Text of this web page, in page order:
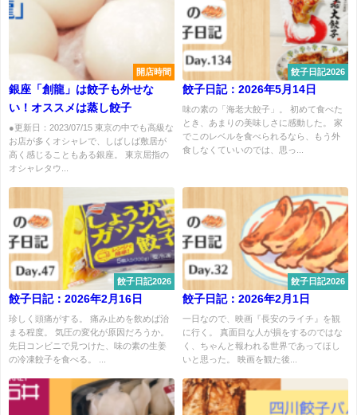
開店時間
銀座「創龍」は餃子も外せな
い！オススメは蒸し餃子
●更新日：2023/07/15 東京の中でも高級な
お店が多くオシャレで、しばしば敷居が
高く感じることもある銀座。 東京屈指の
オシャレタウ...
餃子日記2026
餃子日記：2026年5月14日
味の素の「海老大餃子」。 初めて食べた
とき、あまりの美味しさに感動した。 家
でこのレベルを食べられるなら、もう外
食しなくていいのでは、思っ...
餃子日記2026
餃子日記：2026年2月16日
珍しく頭痛がする。 痛み止めを飲めば治
まる程度。 気圧の変化が原因だろうか。
先日コンビニで見つけた、味の素の生姜
の冷凍餃子を食べる。 ...
餃子日記2026
餃子日記：2026年2月1日
一日なので、映画『長安のライチ』を観
に行く。 真面目な人が損をするのではな
く、ちゃんと報われる世界であってほし
いと思った。 映画を観た後...